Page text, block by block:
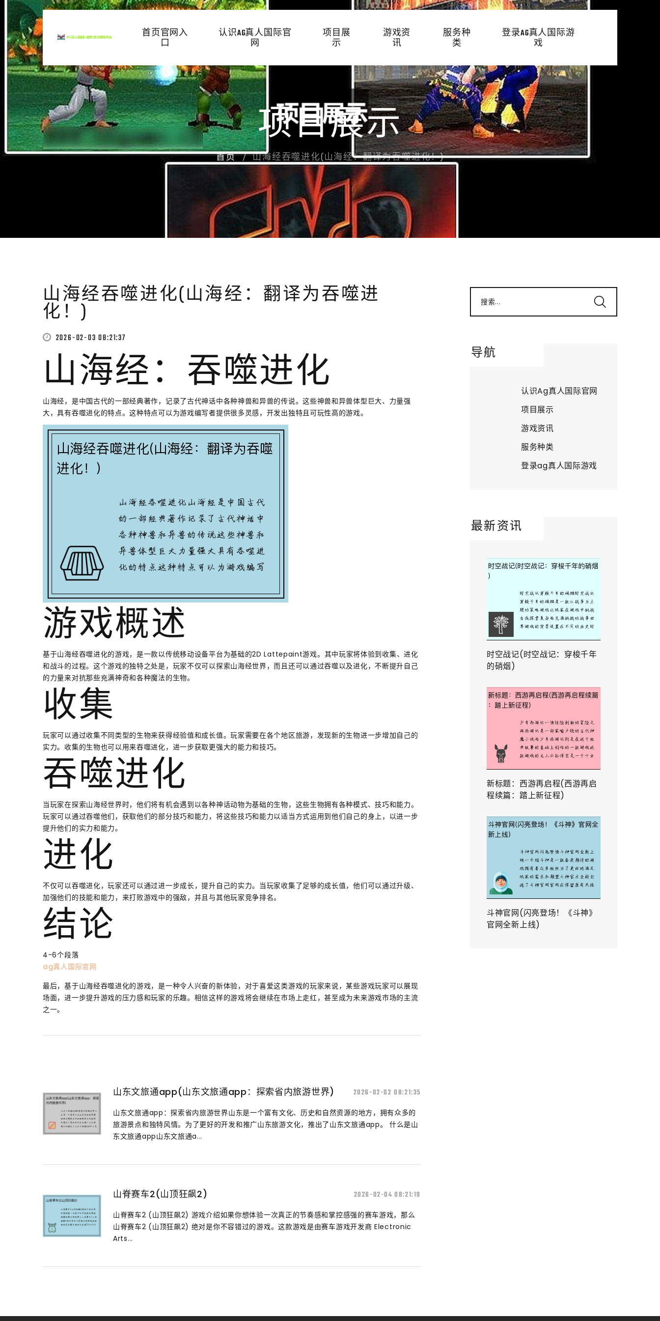
首页官网入
口
认识AG真人国际官
网
项目展
示
游戏资
讯
服务种
类
登录AG真人国际游
戏
项目展示
首页 山海经吞噬进化(山海经：翻译为吞噬进化！)
山海经吞噬进化(山海经：翻译为吞噬进
化！)
2026-02-03 08:21:37
山海经：吞噬进化
山海经，是中国古代的一部经典著作，记录了古代神话中各种神兽和异兽的传说。这些神兽和异兽体型巨大、力量强
大，具有吞噬进化的特点。这种特点可以为游戏编写者提供很多灵感，开发出独特且可玩性高的游戏。
游戏概述
基于山海经吞噬进化的游戏，是一款以传统移动设备平台为基础的2D Lattepaint游戏。其中玩家将体验到收集、进化
和战斗的过程。这个游戏的独特之处是，玩家不仅可以探索山海经世界，而且还可以通过吞噬以及进化，不断提升自己
的力量来对抗那些充满神奇和各种魔法的生物。
收集
玩家可以通过收集不同类型的生物来获得经验值和成长值。玩家需要在各个地区旅游，发现新的生物进一步增加自己的
实力。收集的生物也可以用来吞噬进化，进一步获取更强大的能力和技巧。
吞噬进化
当玩家在探索山海经世界时，他们将有机会遇到以各种神话动物为基础的生物，这些生物拥有各种模式、技巧和能力。
玩家可以通过吞噬他们，获取他们的部分技巧和能力，将这些技巧和能力以适当方式运用到他们自己的身上，以进一步
提升他们的实力和能力。
进化
不仅可以吞噬进化，玩家还可以通过进一步成长，提升自己的实力。当玩家收集了足够的成长值，他们可以通过升级、
加强他们的技能和能力，来打败游戏中的强敌，并且与其他玩家竞争排名。
结论
4-6个段落
ag真人国际官网
最后，基于山海经吞噬进化的游戏，是一种令人兴奋的新体验，对于喜爱这类游戏的玩家来说，某些游戏玩家可以展现
场面，进一步提升游戏的压力感和玩家的乐趣。相信这样的游戏将会继续在市场上走红，甚至成为未来游戏市场的主流
之一。
山东文旅通app(山东文旅通app：探索省内旅游世界) 2026-02-02 08:21:35
山东文旅通app：探索省内旅游世界山东是一个富有文化、历史和自然资源的地方，拥有众多的
旅游景点和独特风情。为了更好的开发和推广山东旅游文化，推出了山东文旅通app。 什么是山
东文旅通app山东文旅通a...
山脊赛车2(山顶狂飙2) 2026-02-04 08:21:19
山脊赛车2 (山顶狂飙2) 游戏介绍如果你想体验一次真正的节奏感和掌控感强的赛车游戏，那么
山脊赛车2 (山顶狂飙2) 绝对是你不容错过的游戏。这款游戏是由赛车游戏开发商 Electronic
Arts...
搜索...
导航
认识Ag真人国际官网
项目展示
游戏资讯
服务种类
登录ag真人国际游戏
最新资讯
时空战记(时空战记：穿梭千年
的硝烟)
新标题：西游再启程(西游再启
程续篇：踏上新征程)
斗神官网(闪亮登场！《斗神》
官网全新上线)